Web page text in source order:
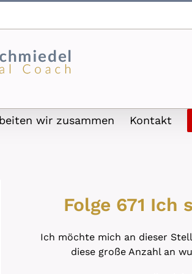
wir zusammen Kontakt
Folge 671 Ich
Ich möchte mich an dieser
diese große Anzahl an